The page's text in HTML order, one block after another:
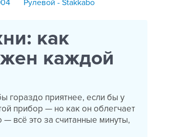
Рулевой - Stakkabo
как
каждой
гораздо приятнее, если бы у
прибор — но как он облегчает
— всё это за считанные минуты,